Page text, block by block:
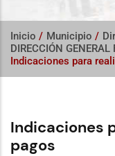
Inicio / Municipio /
DIRECCIÓN
Indicaciones para
Indicaciones
pagos